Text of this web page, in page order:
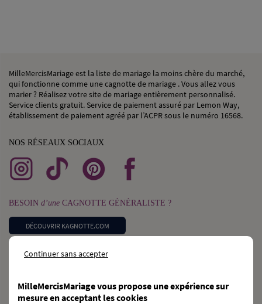
MilleMercisMariage est la liste de mariage la moins chère du marché,
qui fonctionne comme une cagnotte de mariage . Vous allez vous
marier ? Réalisez votre site de mariage entièrement personnalisé.
Service clients gratuit. Service de paiement assuré par Lemon Way,
établissement de paiement agréé par l’ACPR sous le numéro 16568.
NOS RÉSEAUX SOCIAUX
BESOIN d’une CAGNOTTE GÉNÉRALISTE ?
DÉCOUVRIR KAGNOTTE.COM
PROFESSIONNELduMARIAGE ?
Continuer sans accepter
MilleMercisMariage vous propose une expérience sur
mesure en acceptant les cookies